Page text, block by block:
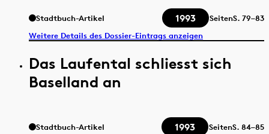
Stadtbuch-Artikel 1993 SeitenS. 79–83
Weitere Details des Dossier-Eintrags anzeigen
Das Laufental schliesst sich
Baselland an
Stadtbuch-Artikel 1993 SeitenS. 84–85